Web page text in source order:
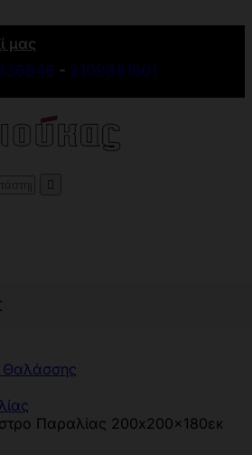
μας
- 2109881501

Θαλάσσης
Παραλίας 200x200x180εκ